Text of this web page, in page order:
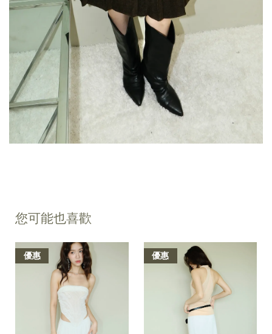
您可能也喜歡
優惠 優惠